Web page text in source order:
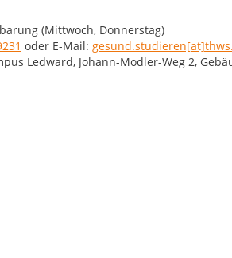
(Mittwoch, Donnerstag)
oder E-Mail:
Ledward, Johann-Modler-Weg 2,